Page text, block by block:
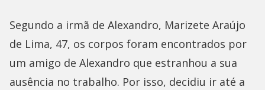
Segundo a irmã de Alexandro, Marizete Araújo
de Lima, 47, os corpos foram encontrados por
um amigo de Alexandro que estranhou a sua
ausência no trabalho. Por isso, decidiu ir até a